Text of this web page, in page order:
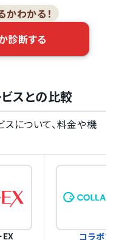
わかる！
診断する
スとの比較
について、料金や機
EX コラボフ